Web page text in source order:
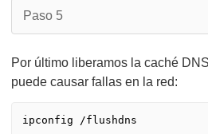
Paso 5
Por último liberamos la caché
puede causar fallas en la red: